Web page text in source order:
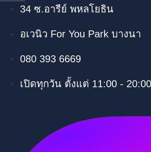
34 ซ.อารีย์ พหลโยธิน
อเวนิว For You Park บางนา
080 393 6669
เปิดทุกวัน ตั้งแต่ 11:00 -